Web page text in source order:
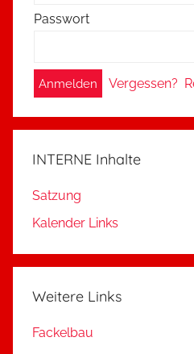
Passwort
A
l
t
r
n
i
e
:
Vergessen?
INTERNE Inhalte
Satzung
Kalender Links
Weitere Links
Fackelbau